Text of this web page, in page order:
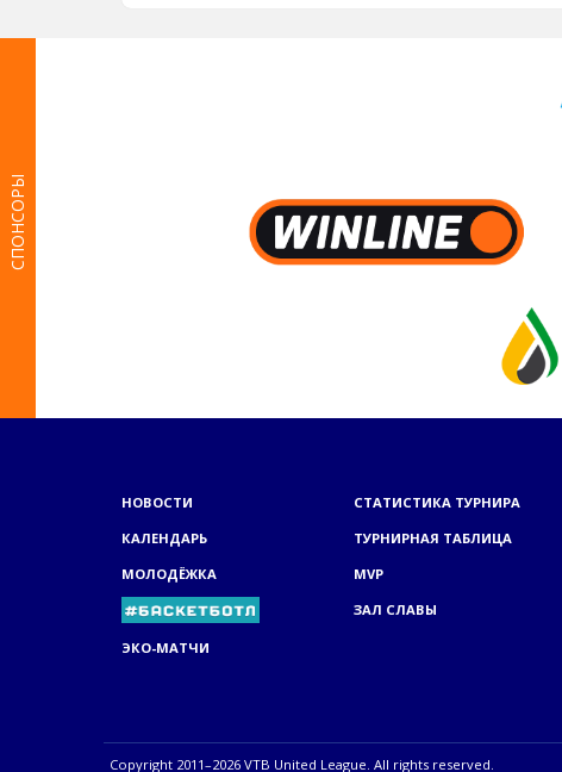
СПОНСОРЫ
НОВОСТИ
КАЛЕНДАРЬ
МОЛОДЁЖКА
ЭКО-МАТЧИ
СТАТИСТИКА ТУРНИРА
ТУРНИРНАЯ ТАБЛИЦА
MVP
ЗАЛ СЛАВЫ
Copyright 2011–2026 VTB United League. All rights reserved.